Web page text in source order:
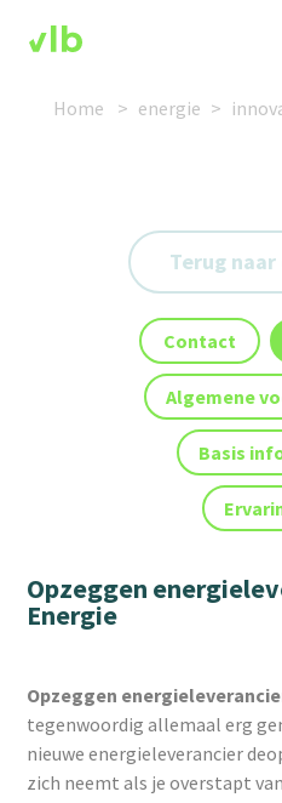
Home energie
Terug
Contact
Algemene
Basis
Opzeggen
Energie
Opzeggen
tegenwoordig allemaal erg
nieuwe energieleverancier
zich neemt als je overstapt van